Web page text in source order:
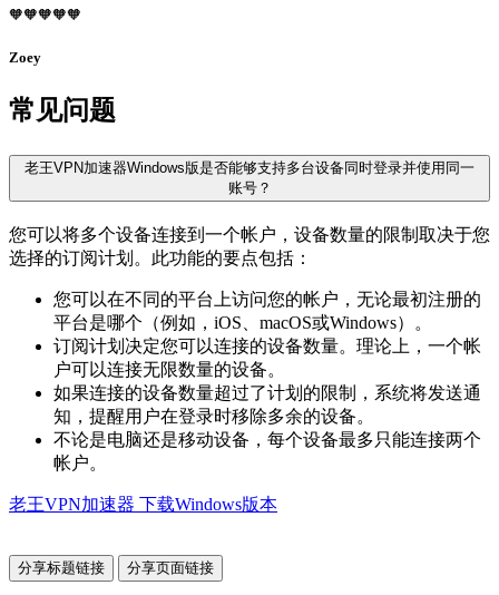
🧡🧡🧡🧡🧡
Zoey
常见问题
老王VPN加速器Windows版是否能够支持多台设备同时登录并使用同一
账号？
您可以将多个设备连接到一个帐户，设备数量的限制取决于您
选择的订阅计划。此功能的要点包括：
您可以在不同的平台上访问您的帐户，无论最初注册的
平台是哪个（例如，iOS、macOS或Windows）。
订阅计划决定您可以连接的设备数量。理论上，一个帐
户可以连接无限数量的设备。
如果连接的设备数量超过了计划的限制，系统将发送通
知，提醒用户在登录时移除多余的设备。
不论是电脑还是移动设备，每个设备最多只能连接两个
帐户。
老王VPN加速器 下载Windows版本
分享标题链接 分享页面链接